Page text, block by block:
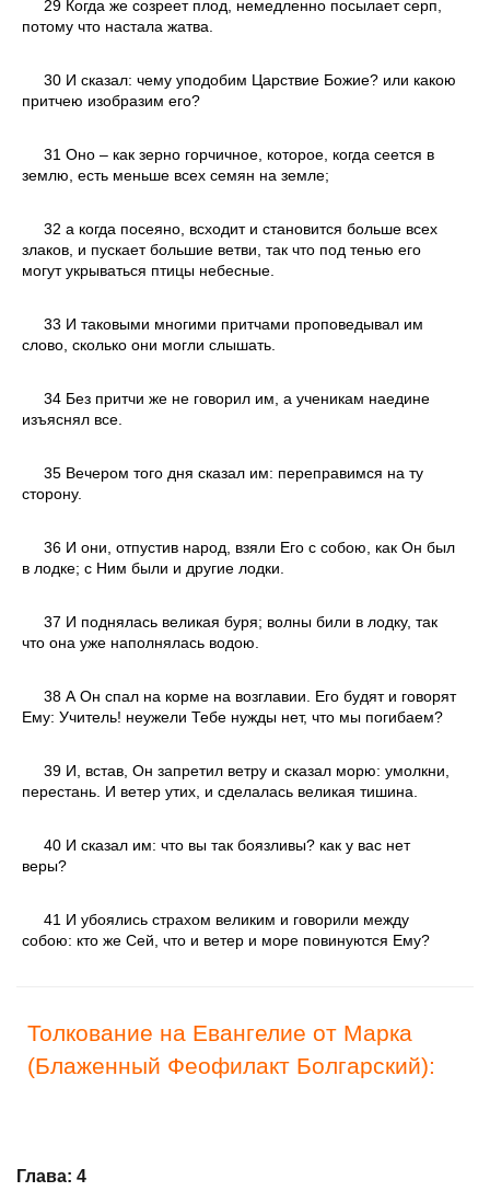
29 Когда же созреет плод, немедленно посылает серп,
потому что настала жатва.
30 И сказал: чему уподобим Царствие Божие? или какою
притчею изобразим его?
31 Оно – как зерно горчичное, которое, когда сеется в
землю, есть меньше всех семян на земле;
32 а когда посеяно, всходит и становится больше всех
злаков, и пускает большие ветви, так что под тенью его
могут укрываться птицы небесные.
33 И таковыми многими притчами проповедывал им
слово, сколько они могли слышать.
34 Без притчи же не говорил им, а ученикам наедине
изъяснял все.
35 Вечером того дня сказал им: переправимся на ту
сторону.
36 И они, отпустив народ, взяли Его с собою, как Он был
в лодке; с Ним были и другие лодки.
37 И поднялась великая буря; волны били в лодку, так
что она уже наполнялась водою.
38 А Он спал на корме на возглавии. Его будят и говорят
Ему: Учитель! неужели Тебе нужды нет, что мы погибаем?
39 И, встав, Он запретил ветру и сказал морю: умолкни,
перестань. И ветер утих, и сделалась великая тишина.
40 И сказал им: что вы так боязливы? как у вас нет
веры?
41 И убоялись страхом великим и говорили между
собою: кто же Сей, что и ветер и море повинуются Ему?
Толкование на Евангелие от Марка
(Блаженный Феофилакт Болгарский):
Глава: 4